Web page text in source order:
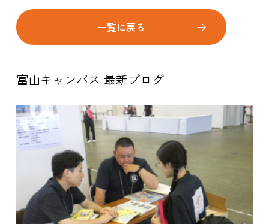
一覧に戻る
富山キャンパス 最新ブログ